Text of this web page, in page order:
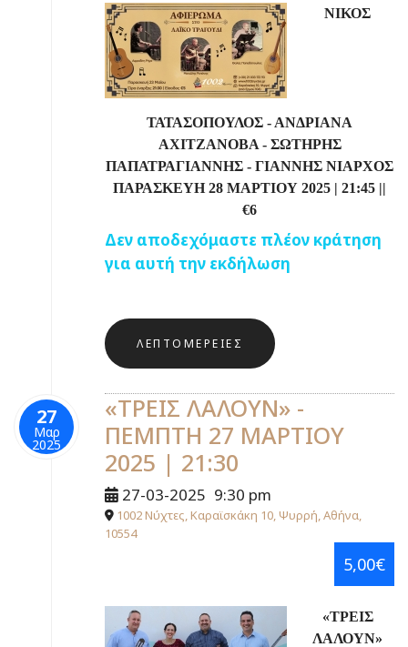
ΝΙΚΟΣ
ΤΑΤΑΣΟΠΟΥΛΟΣ - ΑΝΔΡΙΑΝΑ
ΑΧΙΤΖΑΝΟΒΑ - ΣΩΤΗΡΗΣ
ΠΑΠΑΤΡΑΓΙΑΝΝΗΣ - ΓΙΑΝΝΗΣ ΝΙΑΡΧΟΣ
ΠΑΡΑΣΚΕΥΗ 28 ΜΑΡΤΙΟΥ 2025 | 21:45 ||
€6
Δεν αποδεχόμαστε πλέον κράτηση
για αυτή την εκδήλωση
ΛΕΠΤΟΜΈΡΕΙΕΣ
27
Μαρ
2025
«ΤΡΕΙΣ ΛΑΛΟΥΝ» -
ΠΕΜΠΤΗ 27 ΜΑΡΤΙΟΥ
2025 | 21:30
27-03-2025 9:30 pm
1002 Νύχτες, Καραϊσκάκη 10, Ψυρρή, Αθήνα,
10554
5,00€
«ΤΡΕΙΣ
ΛΑΛΟΥΝ»